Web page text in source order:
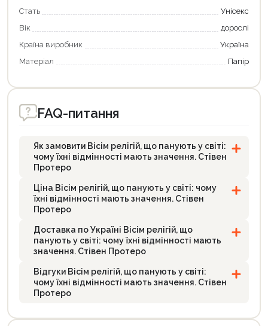
Стать
Унісекс
Вік
дорослі
Країна виробник
Україна
Матеріал
Папір
FAQ-питання
Як замовити Вісім релігій, що панують у світі:
чому їхні відмінності мають значення. Стівен
Протеро
Ціна Вісім релігій, що панують у світі: чому
їхні відмінності мають значення. Стівен
Протеро
Доставка по Україні Вісім релігій, що
панують у світі: чому їхні відмінності мають
значення. Стівен Протеро
Відгуки Вісім релігій, що панують у світі:
чому їхні відмінності мають значення. Стівен
Протеро